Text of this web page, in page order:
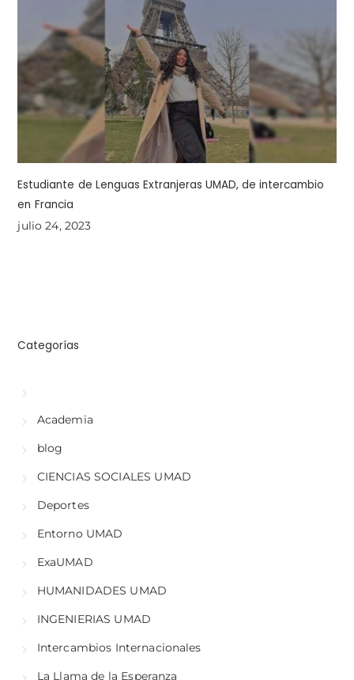
Estudiante de Lenguas Extranjeras UMAD, de intercambio
en Francia
julio 24, 2023
Categorías
Academia
blog
CIENCIAS SOCIALES UMAD
Deportes
Entorno UMAD
ExaUMAD
HUMANIDADES UMAD
INGENIERIAS UMAD
Intercambios Internacionales
La Llama de la Esperanza